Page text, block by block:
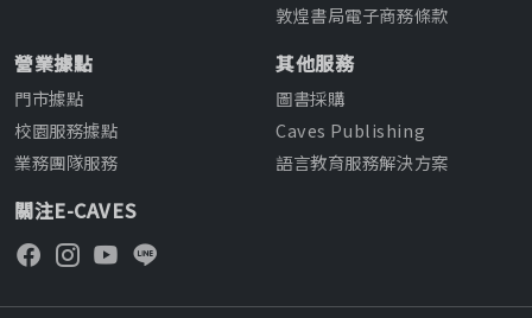
敦煌書局電子商務條款
營業據點
門市據點
校園服務據點
業務團隊服務
其他服務
圖書採購
Caves Publishing
語言教育服務解決方案
關注E-CAVES